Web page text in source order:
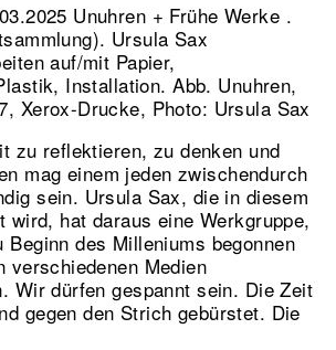
Unuhren + Frühe Werke .
Ursula Sax
auf/mit Papier,
Installation.Abb. Unuhren,
Xerox-Drucke, Photo: Ursula Sax
zu reflektieren, zu denken und
mag einem jeden zwischendurch
sein. Ursula Sax, die in diesem
wird, hat daraus eine Werkgruppe,
Beginn des Milleniums begonnen
verschiedenen Medien
Wir dürfen gespannt sein. Die Zeit
gegen den Strich gebürstet. Die